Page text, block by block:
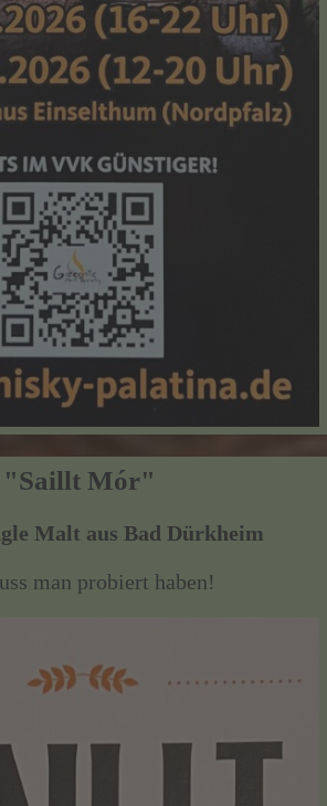
"Saillt Mór"
Malt aus Bad Dürkheim
man probiert haben!